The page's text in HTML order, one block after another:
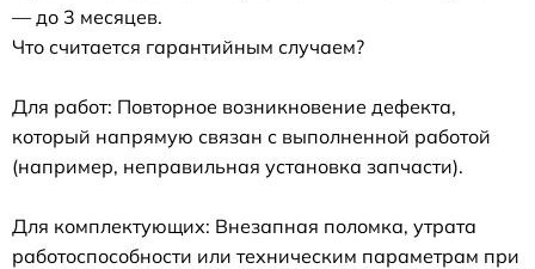
— до 3 месяцев.
Что считается гарантийным случаем?
Для работ: Повторное возникновение дефекта,
который напрямую связан с выполненной работой
(например, неправильная установка запчасти).
Для комплектующих: Внезапная поломка, утрата
работоспособности или техническим параметрам при